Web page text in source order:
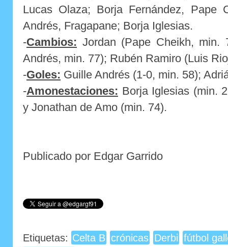
Lucas Olaza; Borja Fernández, Pape
Andrés, Fragapane; Borja Iglesias.
-Cambios: Jordan (Pape Cheikh, min.
Andrés, min. 77); Rubén Ramiro (Luis
-Goles: Guille Andrés (1-0, min. 58);
-Amonestaciones: Borja Iglesias (min.
y Jonathan de Amo (min. 74).
Publicado por Edgar Garrido
Etiquetas: Celta B crónicas Derbi fútbol